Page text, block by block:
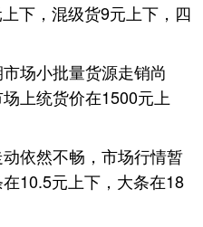
下，混级货9元上下，四
场小批量货源走销尚
上统货价在1500元上
依然不畅，市场行情暂
10.5元上下，大条在18